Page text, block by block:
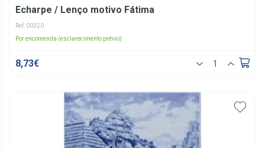
Echarpe / Lenço motivo Fátima
Ref: 00320
Por encomenda (esclarecimento prévio)
8,73€